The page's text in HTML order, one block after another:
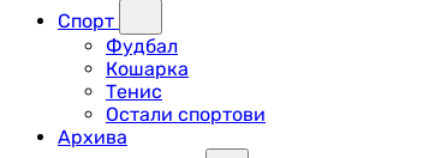
Спорт
Фудбал
Кошарка
Тенис
Остали спортови
Архива